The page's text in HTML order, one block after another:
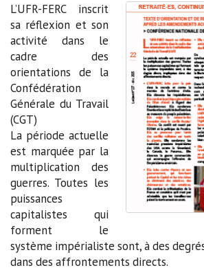
L’UFR-FERC inscrit
sa réflexion et son
activité dans le
cadre des
orientations de la
Confédération
Générale du Travail
(CGT)
La période actuelle
est marquée par la
multiplication des
guerres. Toutes les
puissances
capitalistes qui
forment le
système impérialiste sont, à des
dans des affrontements directs.